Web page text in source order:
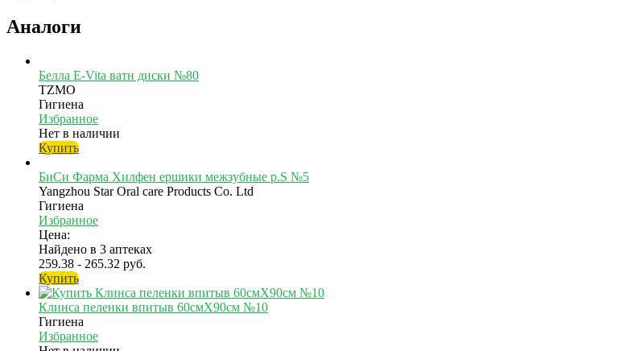
Аналоги
Белла E-Vita ватн диски №80
TZMO
Гигиена
Избранное
Нет в наличии
Купить
БиСи Фарма Хилфен ершики межзубные р.S №5
Yangzhou Star Oral care Products Co. Ltd
Гигиена
Избранное
Цена:
Найдено в 3 аптеках
259.38 - 265.32 руб.
Купить
Клинса пеленки впитыв 60смX90см №10
Гигиена
Избранное